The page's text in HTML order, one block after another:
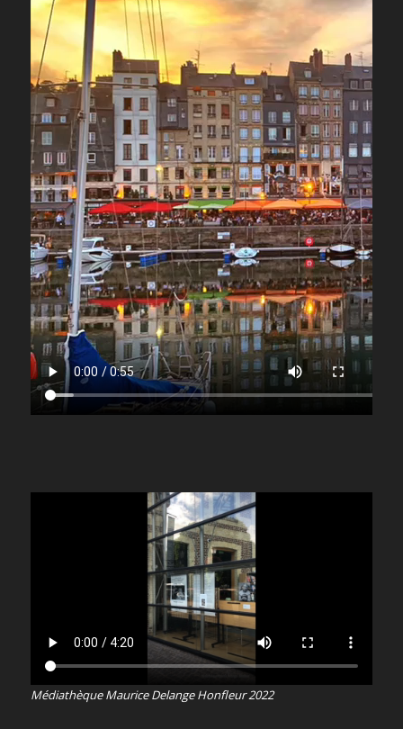
Médiathèque Maurice Delange Honfleur 2022